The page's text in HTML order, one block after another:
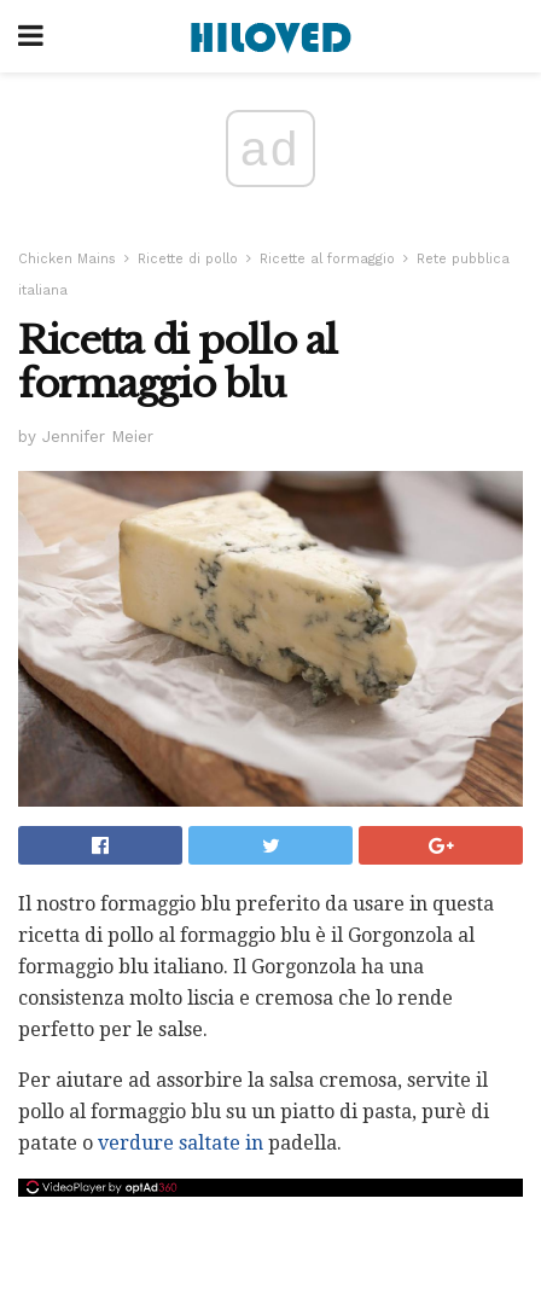
ad
Chicken Mains Ricette di pollo Ricette al formaggio
Rete pubblica
italiana
Ricetta di pollo al
formaggio blu
by Jennifer Meier
Il nostro formaggio blu preferito da usare in questa
ricetta di pollo al formaggio blu è il Gorgonzola al
formaggio blu italiano. Il Gorgonzola ha una
consistenza molto liscia e cremosa che lo rende
perfetto per le salse.
Per aiutare ad assorbire la salsa cremosa, servite il
pollo al formaggio blu su un piatto di pasta, purè di
patate o verdure saltate in padella.